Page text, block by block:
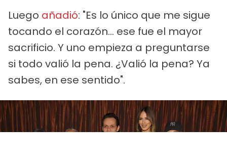
Luego añadió: "Es lo único que me sigue
tocando el corazón... ese fue el mayor
sacrificio. Y uno empieza a preguntarse
si todo valió la pena. ¿Valió la pena? Ya
sabes, en ese sentido".